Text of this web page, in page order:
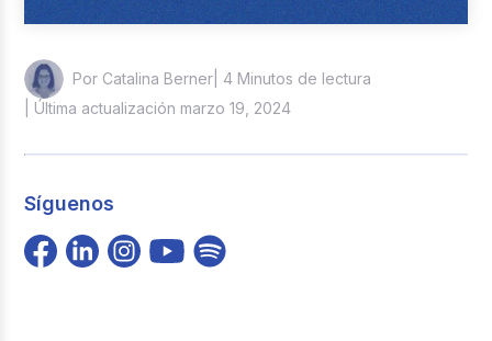
Por Catalina Berner | 4 Minutos de lectura
| Última actualización marzo 19, 2024
Síguenos